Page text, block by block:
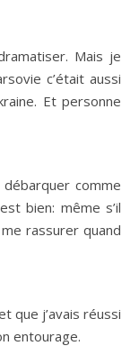
Mais je
c’était aussi
Et personne
débarquer comme
bien: même s’il
rassurer quand
que j’avais réussi
entourage.